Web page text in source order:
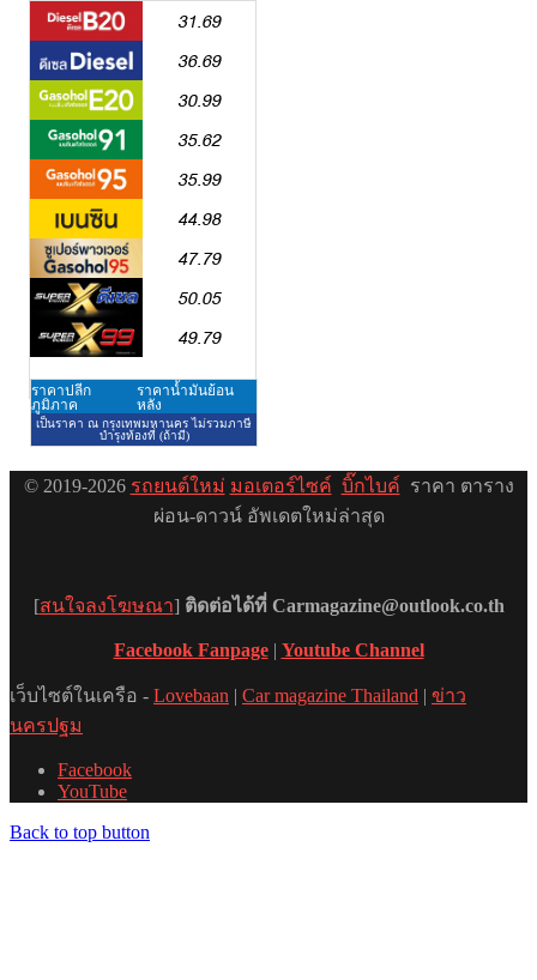
© 2019-2026 รถยนต์ใหม่ มอเตอร์ไซค์ บิ๊กไบค์ ราคา ตาราง
ผ่อน-ดาวน์ อัพเดตใหม่ล่าสุด
[สนใจลงโฆษณา] ติดต่อได้ที่ Carmagazine@outlook.co.th
Facebook Fanpage| Youtube Channel
เว็บไซต์ในเครือ - Lovebaan | Car magazine Thailand | ข่าว
นครปฐม
Facebook
YouTube
Back to top button